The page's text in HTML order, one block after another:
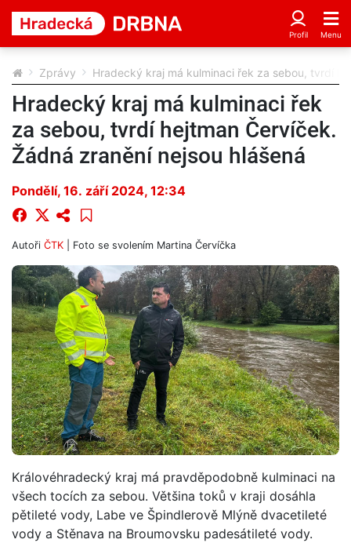
Zprávy Hradecký kraj má kulminaci řek za sebou, tvrdí
Hradecký kraj má kulminaci řek
za sebou, tvrdí hejtman Červíček.
Žádná zranění nejsou hlášená
Pondělí, 16. září 2024, 12:34
Autoři ČTK | Foto se svolením Martina Červíčka
Královéhradecký kraj má pravděpodobně kulminaci na
všech tocích za sebou. Většina toků v kraji dosáhla
pětileté vody, Labe ve Špindlerově Mlýně dvacetileté
vody a Stěnava na Broumovsku padesátileté vody.